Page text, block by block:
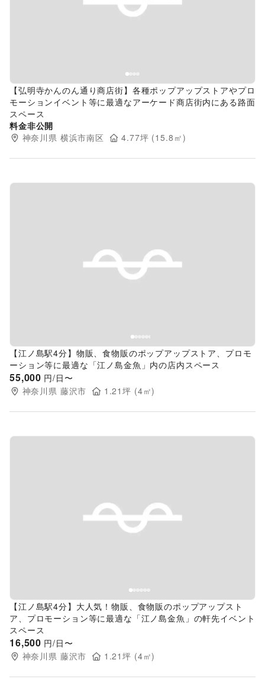
Previous slide
【弘明寺かんのん通り商店街】各種ポップアップストアやプロ
モーションイベント等に最適なアーケード商店街内にある路面
スペース
料金非公開
神奈川県 横浜市南区 4.77坪 (15.8 ㎡)
Previous slide
【江ノ島駅4分】物販、食物販のポップアップストア、プロモ
ーション等に最適な「江ノ島金魚」内の店内スペース
55,000 円/日〜
神奈川県 藤沢市 1.21坪 (4㎡)
Previous slide
【江ノ島駅4分】大人気！物販、食物販のポップアップスト
ア、プロモーション等に最適な「江ノ島金魚」の軒先イベント
スペース
16,500 円/日〜
神奈川県 藤沢市 1.21坪 (4㎡)